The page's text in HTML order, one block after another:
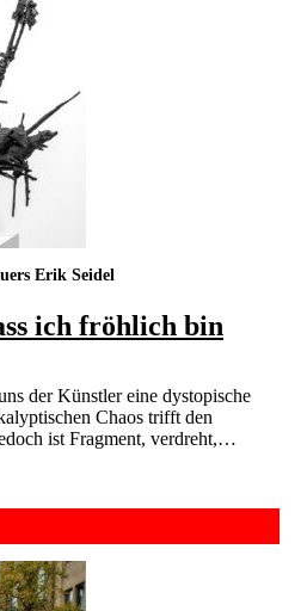
ich fröhlich bin
Erik Seidel
der Künstler eine dystopische
Chaos trifft den
ist Fragment, verdreht,…